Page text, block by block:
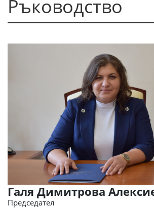
Ръководство
Галя Димитрова
Председател